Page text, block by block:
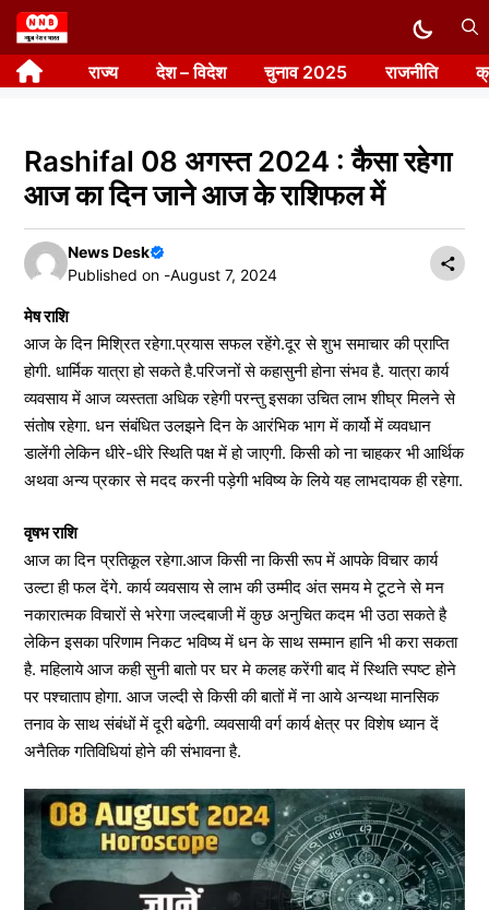
Skip
to
content राज्य देश – विदेश चुनाव 2025 राजनीति
Rashifal 08 अगस्त 2024 : कैसा रहेगा
आज का दिन जाने आज के राशिफल में
News Desk
Published on -August 7, 2024
मेष राशि
आज के दिन मिश्रित रहेगा.प्रयास सफल रहेंगे.दूर से शुभ समाचार की प्राप्ति
होगी. धार्मिक यात्रा हो सकते है.परिजनों से कहासुनी होना संभव है. यात्रा कार्य
व्यवसाय में आज व्यस्तता अधिक रहेगी परन्तु इसका उचित लाभ शीघ्र मिलने से
संतोष रहेगा. धन संबंधित उलझने दिन के आरंभिक भाग में कार्यो में व्यवधान
डालेंगी लेकिन धीरे-धीरे स्थिति पक्ष में हो जाएगी. किसी को ना चाहकर भी आर्थिक
अथवा अन्य प्रकार से मदद करनी पड़ेगी भविष्य के लिये यह लाभदायक ही रहेगा.
वृषभ राशि
आज का दिन प्रतिकूल रहेगा.आज किसी ना किसी रूप में आपके विचार कार्य
उल्टा ही फल देंगे. कार्य व्यवसाय से लाभ की उम्मीद अंत समय मे टूटने से मन
नकारात्मक विचारों से भरेगा जल्दबाजी में कुछ अनुचित कदम भी उठा सकते है
लेकिन इसका परिणाम निकट भविष्य में धन के साथ सम्मान हानि भी करा सकता
है. महिलाये आज कही सुनी बातो पर घर मे कलह करेंगी बाद में स्थिति स्पष्ट होने
पर पश्चाताप होगा. आज जल्दी से किसी की बातों में ना आये अन्यथा मानसिक
तनाव के साथ संबंधों में दूरी बढेगी. व्यवसायी वर्ग कार्य क्षेत्र पर विशेष ध्यान दें
अनैतिक गतिविधियां होने की संभावना है.